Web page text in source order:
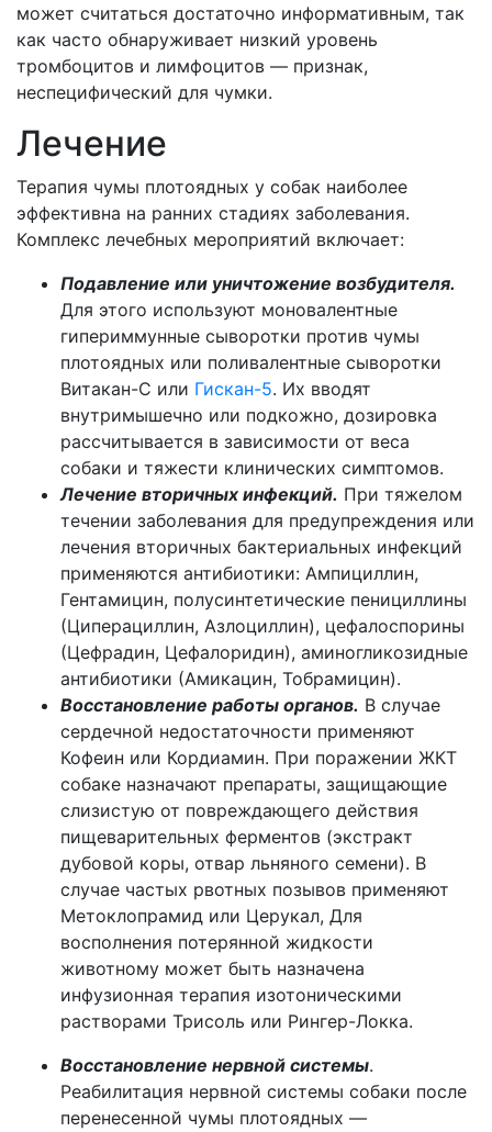
может считаться достаточно информативным, так
как часто обнаруживает низкий уровень
тромбоцитов и лимфоцитов ― признак,
неспецифический для чумки.
Лечение
Терапия чумы плотоядных у собак наиболее
эффективна на ранних стадиях заболевания.
Комплекс лечебных мероприятий включает:
Подавление или уничтожение возбудителя.
Для этого используют моновалентные
гипериммунные сыворотки против чумы
плотоядных или поливалентные сыворотки
Витакан-С или Гискан-5. Их вводят
внутримышечно или подкожно, дозировка
рассчитывается в зависимости от веса
собаки и тяжести клинических симптомов.
Лечение вторичных инфекций. При тяжелом
течении заболевания для предупреждения или
лечения вторичных бактериальных инфекций
применяются антибиотики: Ампициллин,
Гентамицин, полусинтетические пенициллины
(Циперациллин, Азлоциллин), цефалоспорины
(Цефрадин, Цефалоридин), аминогликозидные
антибиотики (Амикацин, Тобрамицин).
Восстановление работы органов. В случае
сердечной недостаточности применяют
Кофеин или Кордиамин. При поражении ЖКТ
собаке назначают препараты, защищающие
слизистую от повреждающего действия
пищеварительных ферментов (экстракт
дубовой коры, отвар льняного семени). В
случае частых рвотных позывов применяют
Метоклопрамид или Церукал, Для
восполнения потерянной жидкости
животному может быть назначена
инфузионная терапия изотоническими
растворами Трисоль или Рингер-Локка.
Восстановление нервной системы.
Реабилитация нервной системы собаки после
перенесенной чумы плотоядных ―